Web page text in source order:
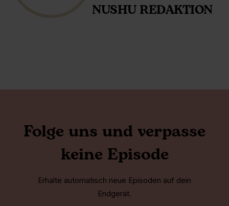
NUSHU REDAKTION
Folge uns und verpasse
keine Episode
Erhalte automatisch neue Episoden auf dein
Endgerät.